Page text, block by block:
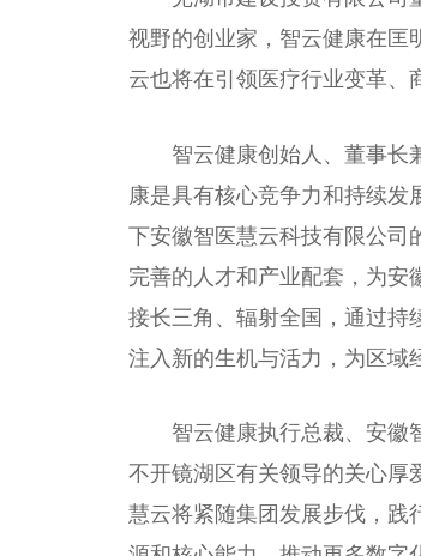
视野的创业家，智云健康在匡
云也将在引领医疗行业变革、
智云健康创始人、董事长
康是具有核心竞争力和持续
下安徽智医慧云科技有限公司
完善的人才和产业配套，为安
接长三角、辐射全国，通过持
注入新的生机与活力，为区域
智云健康执行总裁、安徽
不开镜湖区有关领导的关心厚
慧云将紧随集团发展步伐，践